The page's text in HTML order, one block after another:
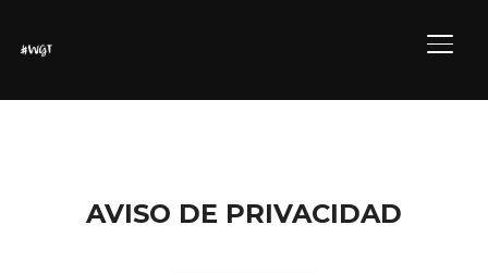
AVISO DE PRIVACIDAD